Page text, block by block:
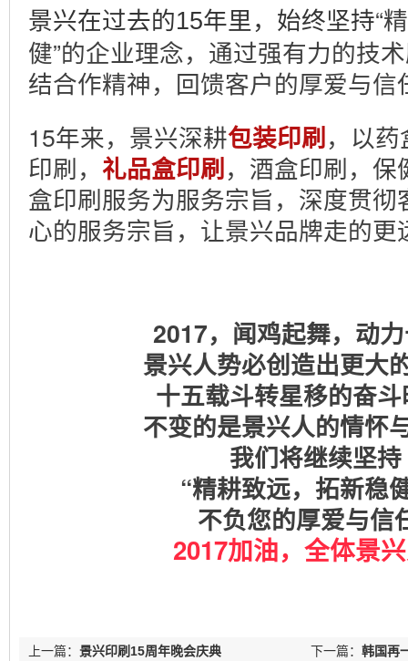
景兴在过去的15年里，始终坚持“
健”的企业理念，通过强有力的技
结合作精神，回馈客户的厚爱与信
15年来，景兴深耕包装印刷，以
印刷， 礼品盒印刷，酒盒印刷，
盒印刷服务为服务宗旨，深度贯
心的服务宗旨，让景兴品牌走的更
2017，闻鸡起舞，动
景兴人势必创造出更大
十五载斗转星移的奋
不变的是景兴人的情怀
我们将继续坚持
“精耕致远， 拓新稳
不负您的厚爱与信
2017加油，全体景
下一篇： 韩国再
上一篇： 景兴印刷15周年晚会庆典